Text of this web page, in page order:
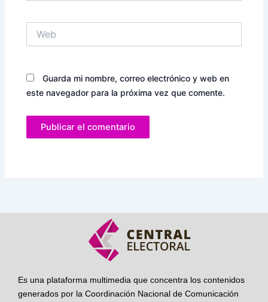
Guarda mi nombre, correo electrónico y web en
este navegador para la próxima vez que comente.
Es una plataforma multimedia que concentra los contenidos
generados por la Coordinación Nacional de Comunicación